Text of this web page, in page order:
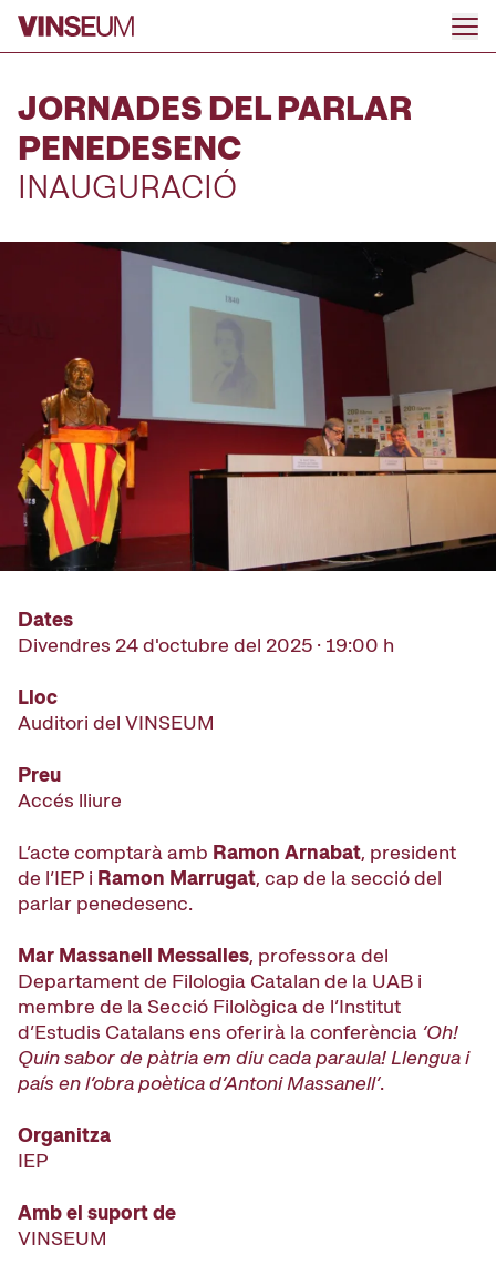
Anar al contingut
JORNADES DEL PARLAR
PENEDESENC
INAUGURACIÓ
Dates
Divendres 24 d'octubre del 2025 · 19:00 h
Lloc
Auditori del VINSEUM
Preu
Accés lliure
L’acte comptarà amb Ramon Arnabat, president
de l’IEP i Ramon Marrugat, cap de la secció del
parlar penedesenc.
Mar Massanell Messalles, professora del
Departament de Filologia Catalan de la UAB i
membre de la Secció Filològica de l’Institut
d’Estudis Catalans ens oferirà la conferència ‘Oh!
Quin sabor de pàtria em diu cada paraula! Llengua i
país en l’obra poètica d’Antoni Massanell’.
Organitza
IEP
Amb el suport de
VINSEUM